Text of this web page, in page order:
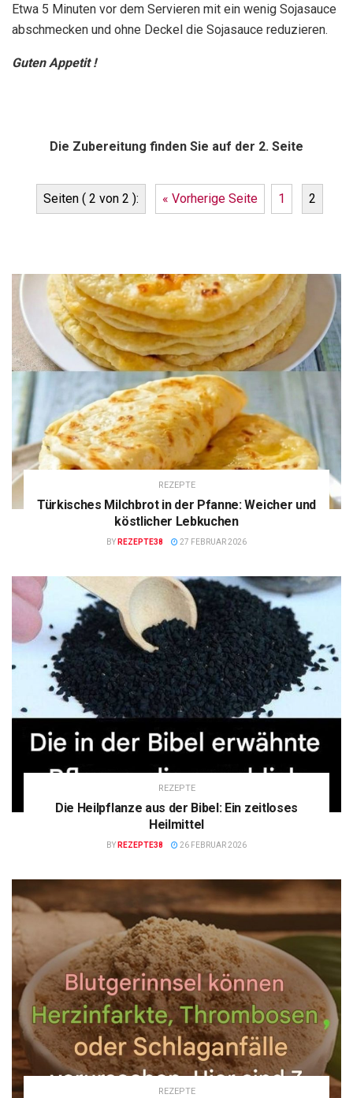
Etwa 5 Minuten vor dem Servieren mit ein wenig Sojasauce
abschmecken und ohne Deckel die Sojasauce reduzieren.
Guten Appetit !
Die Zubereitung finden Sie auf der 2. Seite
Seiten ( 2 von 2 ): « Vorherige Seite 1 2
REZEPTE
Türkisches Milchbrot in der Pfanne: Weicher und
köstlicher Lebkuchen
BY REZEPTE38 27 FEBRUAR 2026
REZEPTE
Die Heilpflanze aus der Bibel: Ein zeitloses
Heilmittel
BY REZEPTE38 26 FEBRUAR 2026
REZEPTE